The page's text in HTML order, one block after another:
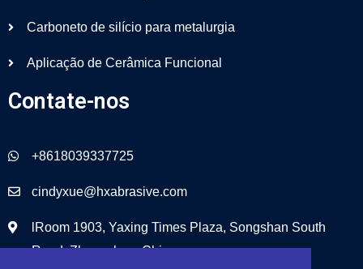
Carboneto de silício para metalurgia
Aplicação de Cerâmica Funcional
Contate-nos
+8618039337725
cindyxue@hxabrasive.com
lRoom 1903, Yaxing Times Plaza, Songshan South
Road, Zhengzhou, China